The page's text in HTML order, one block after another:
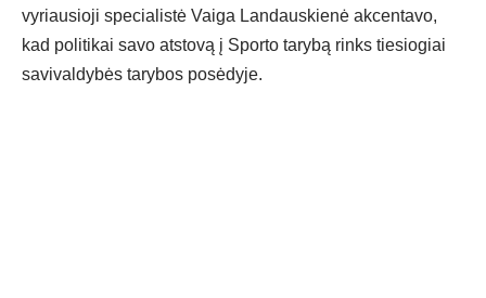
vyriausioji specialistė Vaiga Landauskienė akcentavo,
kad politikai savo atstovą į Sporto tarybą rinks tiesiogiai
savivaldybės tarybos posėdyje.